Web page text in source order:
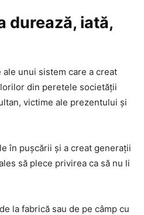
durează, iată,
unui sistem care a creat
din peretele societății
victime ale prezentului și
în pușcării și a creat generații
să plece privirea ca să nu li
la fabrică sau de pe câmp cu